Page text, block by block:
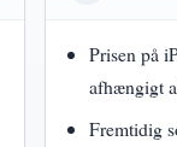
Prisen på
afhængigt
Fremtidig